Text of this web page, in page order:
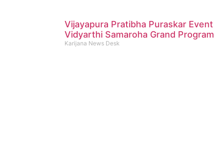
Vijayapura Pratibha Puraskar Event
Vidyarthi Samaroha Grand Program
Karijana News Desk